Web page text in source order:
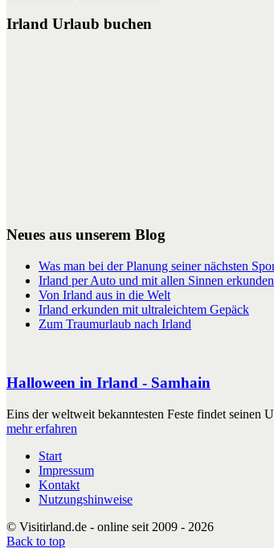
Irland Urlaub buchen
Neues aus unserem Blog
Was man bei der Planung seiner nächsten
Irland per Auto und mit allen Sinnen erkunden
Von Irland aus in die Welt
Irland erkunden mit ultraleichtem Gepäck
Zum Traumurlaub nach Irland
Halloween in Irland - Samhain
Eins der weltweit bekanntesten Feste findet seinen
mehr erfahren
Start
Impressum
Kontakt
Nutzungshinweise
© Visitirland.de - online seit 2009 - 2026
Back to top